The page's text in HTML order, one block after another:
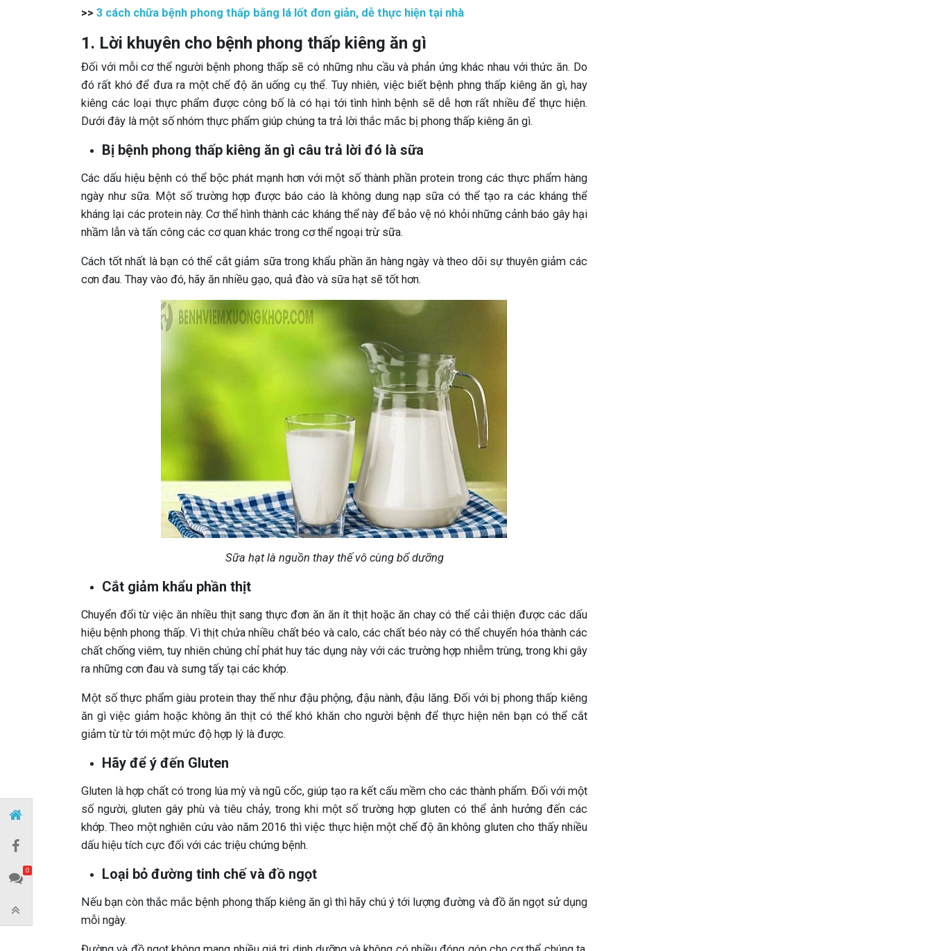
>> 3 cách chữa bệnh phong thấp bằng lá lốt đơn giản, dễ thực hiện tại nhà
1. Lời khuyên cho bệnh phong thấp kiêng ăn gì
Đối với mỗi cơ thể người bệnh phong thấp sẽ có những nhu cầu và phản ứng khác nhau với thức ăn. Do
đó rất khó để đưa ra một chế độ ăn uống cụ thể. Tuy nhiên, việc biết bệnh phng thấp kiêng ăn gì, hay
kiêng các loại thực phẩm được công bố là có hại tới tình hình bệnh sẽ dễ hơn rất nhiều để thực hiện.
Dưới đây là một số nhóm thực phẩm giúp chúng ta trả lời thắc mắc bị phong thấp kiêng ăn gì.
Bị bệnh phong thấp kiêng ăn gì câu trả lời đó là sữa
Các dấu hiệu bệnh có thể bộc phát mạnh hơn với một số thành phần protein trong các thực phẩm hàng
ngày như sữa. Một số trường hợp được báo cáo là không dung nạp sữa có thể tạo ra các kháng thể
kháng lại các protein này. Cơ thể hình thành các kháng thể này để bảo vệ nó khỏi những cảnh báo gây hại
nhầm lẫn và tấn công các cơ quan khác trong cơ thể ngoại trừ sữa.
Cách tốt nhất là bạn có thể cắt giảm sữa trong khẩu phần ăn hàng ngày và theo dõi sự thuyên giảm các
cơn đau. Thay vào đó, hãy ăn nhiều gạo, quả đào và sữa hạt sẽ tốt hơn.
Sữa hạt là nguồn thay thế vô cùng bổ dưỡng
Cắt giảm khẩu phần thịt
Chuyển đổi từ việc ăn nhiều thịt sang thực đơn ăn ăn ít thịt hoặc ăn chay có thể cải thiện được các dấu
hiệu bệnh phong thấp. Vì thịt chứa nhiều chất béo và calo, các chất béo này có thể chuyển hóa thành các
chất chống viêm, tuy nhiên chúng chỉ phát huy tác dụng này với các trường hợp nhiễm trùng, trong khi gây
ra những cơn đau và sưng tấy tại các khớp.
Một số thực phẩm giàu protein thay thế như đậu phộng, đậu nành, đậu lăng. Đối với bị phong thấp kiêng
ăn gì việc giảm hoặc không ăn thịt có thể khó khăn cho người bệnh để thực hiện nên bạn có thể cắt
giảm từ từ tới một mức độ hợp lý là được.
Hãy để ý đến Gluten
Gluten là hợp chất có trong lúa mỳ và ngũ cốc, giúp tạo ra kết cấu mềm cho các thành phẩm. Đối với một
số người, gluten gây phù và tiêu chảy, trong khi một số trường hợp gluten có thể ảnh hưởng đến các
khớp. Theo một nghiên cứu vào năm 2016 thì việc thực hiện một chế độ ăn không gluten cho thấy nhiều
dấu hiệu tích cực đối với các triệu chứng bệnh.
Loại bỏ đường tinh chế và đồ ngọt
Nếu bạn còn thắc mắc bệnh phong thấp kiêng ăn gì thì hãy chú ý tới lượng đường và đồ ăn ngọt sử dụng
mỗi ngày.
0